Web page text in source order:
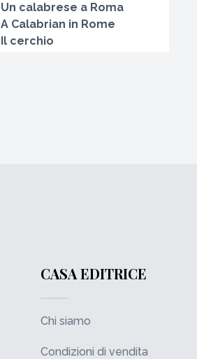
Un calabrese a Roma
A Calabrian in Rome
Il cerchio
CASA EDITRICE
Chi siamo
Condizioni di vendita